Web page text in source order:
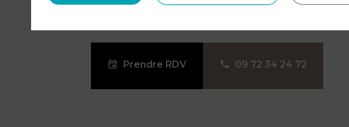
Prendre RDV 09 72 34 24 72